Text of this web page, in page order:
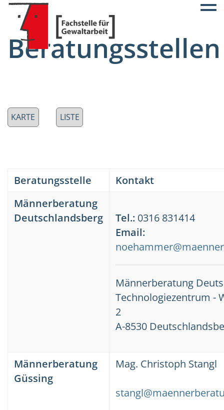
Beratungsstellen
KARTE LISTE
Beratungsstelle
Kontakt
Männerberatung
Deutschlandsberg
Tel.: 0316 831414
Email:
Männerberatung
Technologiezentrum -
2
A-8530
Männerberatung
Güssing
Mag. Christoph Stangl